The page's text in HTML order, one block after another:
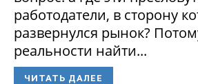
работодатели, в сторону
развернулся рынок?
реальности найти...
ЧИТАТЬ ДАЛЕЕ